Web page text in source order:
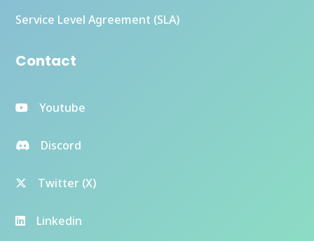
Service Level Agreement (SLA)
Contact
Youtube
Discord
Twitter (X)
Linkedin